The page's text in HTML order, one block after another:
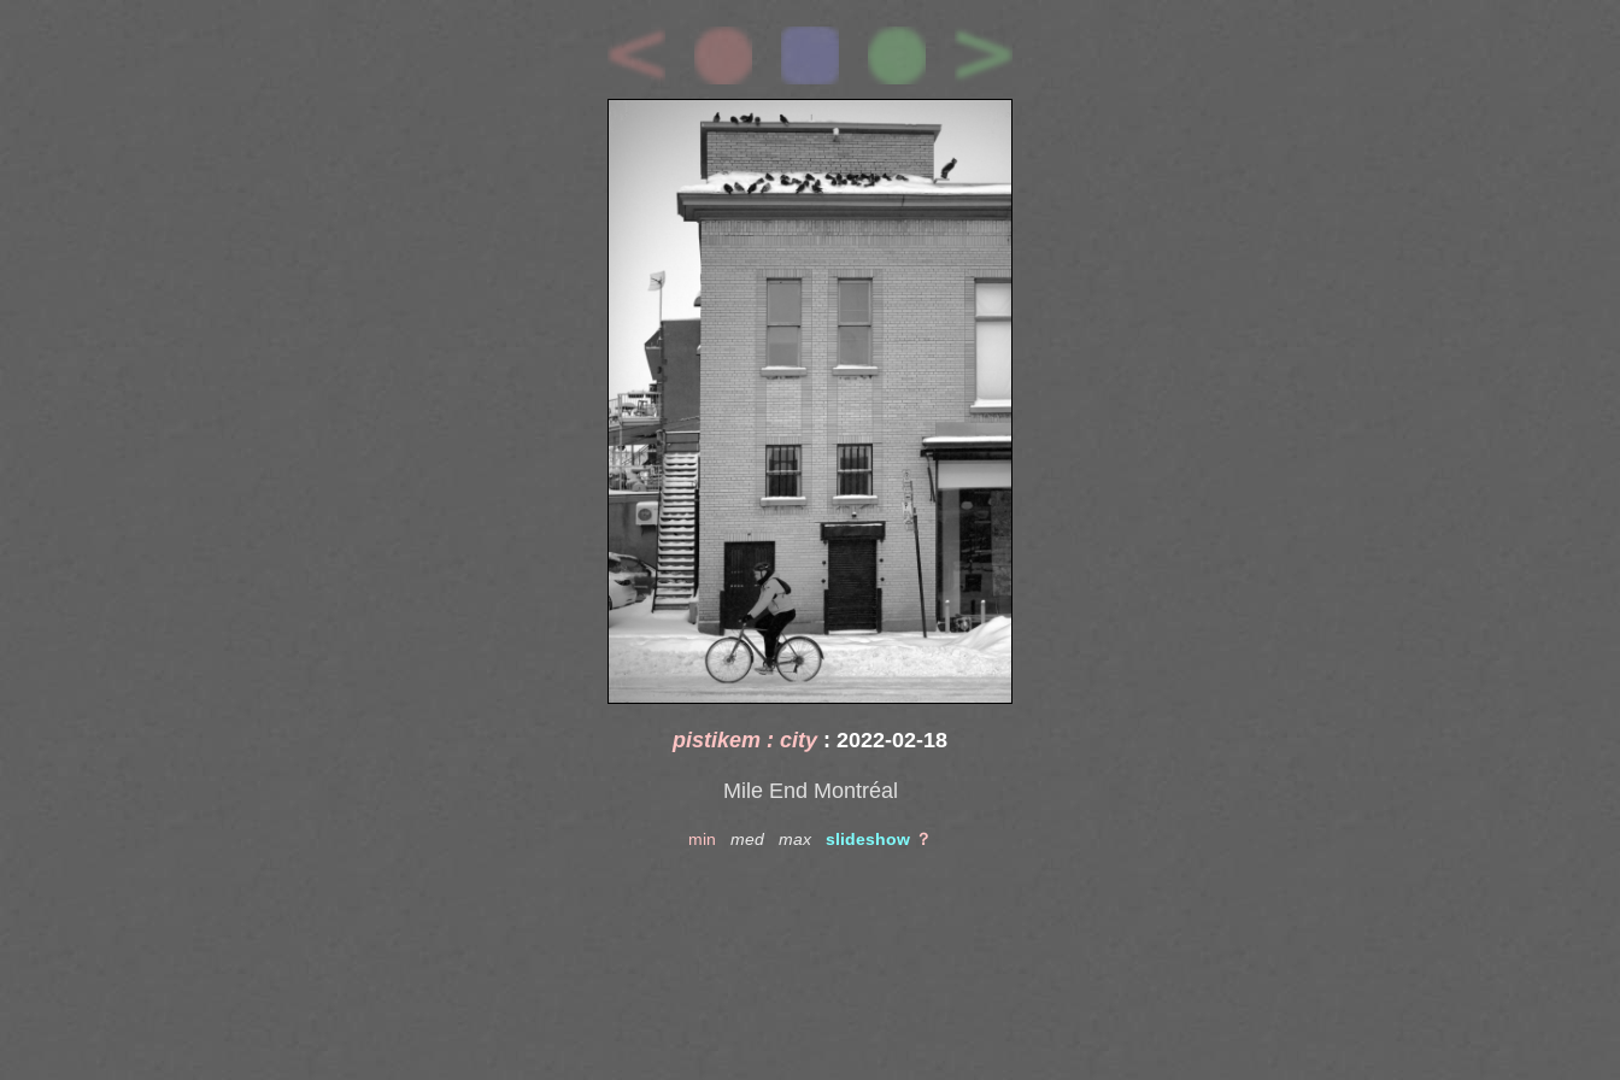
pistikem : city : 2022-02-18
Mile End Montréal
min med max slideshow ？